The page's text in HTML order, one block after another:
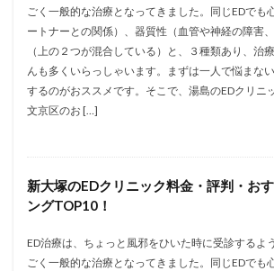
ごく一般的な治療となってきました。同じEDでも
ートナーとの関係）、器質性（血管や神経の障害
（上の２つが混合している）と、３種類あり、治
んも多くいらっしゃいます。まずは一人で悩まな
するのがおススメです。そこで、湯島のEDクリニ
文京区のお […]
新大塚のEDクリニック料金・評判・お
ングTOP10！
ED治療は、ちょっと風邪をひいた時に受診するよ
ごく一般的な治療となってきました。同じEDでも